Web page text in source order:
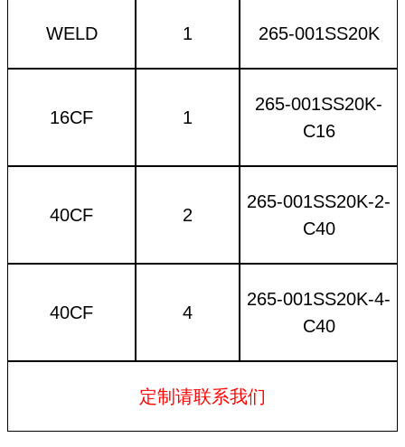
WELD 1 265-001SS20K
16CF 1
265-001SS20K-
C16
40CF 2
265-001SS20K-2-
C40
40CF 4
265-001SS20K-4-
C40
定制请联系我们